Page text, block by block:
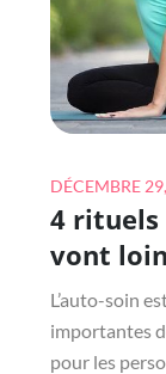
Posted
on
DÉCEMBRE
4 rituels
vont loin
L’auto-soin
importantes
pour les